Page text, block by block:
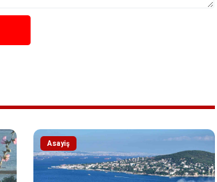
Asayiş